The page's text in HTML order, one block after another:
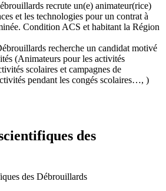
recrute un(e) animateur(rice)
et les technologies pour un contrat à
Condition ACS et habitant la Région
recherche un candidat motivé
(Animateurs pour les activités
scolaires et campagnes de
pendant les congés scolaires…, )
des